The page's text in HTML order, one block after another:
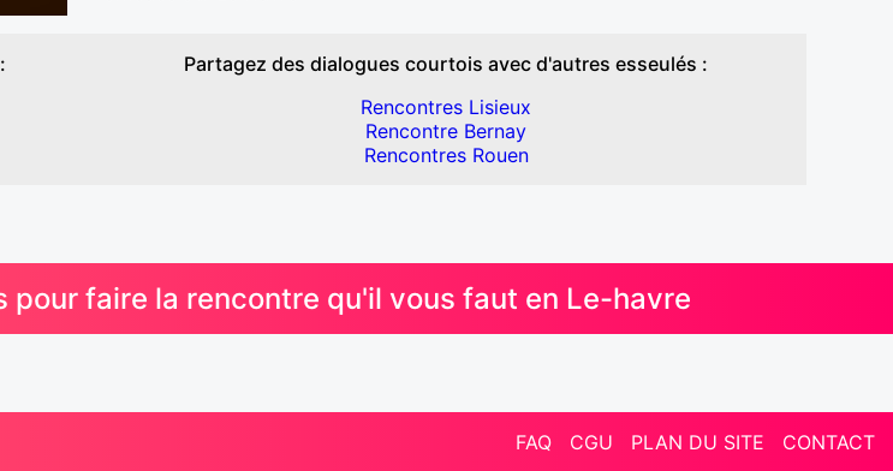
Partagez des dialogues courtois avec d'autres esseulés :
Rencontres Lisieux
Rencontre Bernay
Rencontres Rouen
pour faire la rencontre qu'il vous faut en Le-havre
FAQ CGU PLAN DU SITE CONTACT